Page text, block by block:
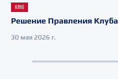
КЛУБ
Решение Правления Клуба
30 мая 2026 г.